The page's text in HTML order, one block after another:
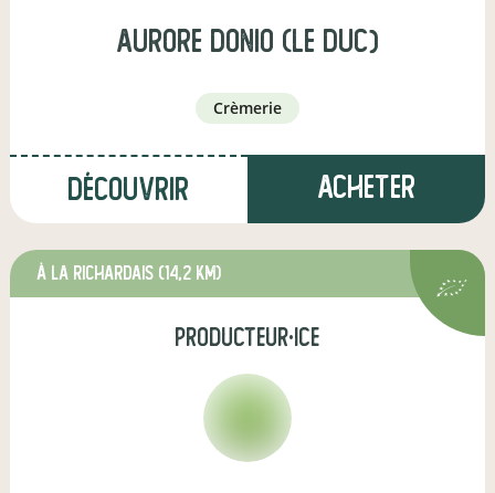
aurore donio (le duc)
crèmerie
Découvrir Acheter
à La Richardais (14,2 km)
producteur·ice